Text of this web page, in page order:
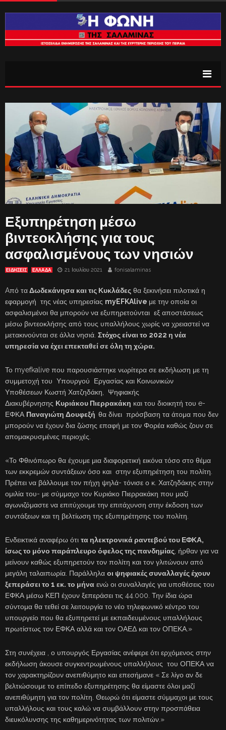
Εξυπηρέτηση μέσω
βιντεοκλήσης για τους
ασφαλισμένους των νησιών
ΕΙΔΗΣΕΙΣ ΕΛΛΑΔΑ 21 Ιουλίου 2021 fonisalaminas
Aπό ταΔωδεκάνησα και τις Κυκλάδες θα ξεκινήσει πιλοτικά η
εφαρμογή της νέας υπηρεσίας myEFKAlive με την οποία οι
ασφαλισμένοι θα μπορούν να εξυπηρετούνται εξ αποστάσεως
μέσω βιντεοκλήσης από τους υπαλλήλους χωρίς να χρειαστεί να
μετακινούνται σε άλλα νησιά. Στόχος είναι το 2022 η νέα
υπηρεσία να έχει επεκταθεί σε όλη τη χώρα.
Το myefkalive που παρουσιάστηκε νωρίτερα σε εκδήλωση με τη
συμμετοχή του Υπουργού Εργασίας και Κοινωνικών
Υποθέσεων Κωστή Χατζηδάκη, Ψηφιακής
Διακυβέρνησης Κυριάκου Πιερρακάκη και του διοικητή του e-
ΕΦΚΑ Παναγιώτη Δουφεξή θα δίνει πρόσβαση τα άτομα που δεν
μπορούν να έχουν δια ζώσης επαφή με τον Φορέα καθώς ζουν σε
απομακρυσμένες περιοχές.
«Το Φθινόπωρο θα έχουμε μια διαφορετική εικόνα τόσο στο θέμα
των εκκρεμών συντάξεων όσο και στην εξυπηρέτηση του πολίτη.
Πρέπει να βάλλουμε τον πήχη ψηλά- τόνισε ο κ. Χατζηδάκης στην
ομιλία του- με σύμμαχο τον Κυριάκο Πιερρακάκη που μαζί
αγωνιζόμαστε να επιτύχουμε την επιτάχυνση στην έκδοση των
συντάξεων και τη βελτίωση της εξυπηρέτησης του πολίτη.
Ενδεικτικά αναφέρω ότι τα ηλεκτρονικά ραντεβού του ΕΦΚΑ,
ίσως το μόνο παράπλευρο όφελος της πανδημίας , ήρθαν για να
μείνουν καθώς εξυπηρετούν τον πολίτη και τον γλιτώνουν από
μεγάλη ταλαιπωρία. Παράλληλα οι ψηφιακές συναλλαγές έχουν
ξεπεράσει το 1 εκ. το μήνα ενώ οι συναλλαγές για υποθέσεις του
ΕΦΚΑ μέσω ΚΕΠ έχουν ξεπεράσει τις 44.000. Την ίδια ώρα
σύντομα θα τεθεί σε λειτουργία το νέο τηλεφωνικό κέντρο του
υπουργείο που θα εξυπηρετεί με εκπαιδευμένους υπαλλήλους
πρωτίστως τον ΕΦΚΑ αλλά και τον ΟΑΕΔ και τον ΟΠΕΚΑ.»
Στη συνέχεια , ο υπουργός Εργασίας ανέφερε ότι ερχόμενος στην
εκδήλωση άκουσε συγκεντρωμένους υπαλλήλους του ΟΠΕΚΑ να
τον χαρακτηρίζουν ανεπιθύμητο και επεσήμανε « Σε λίγο αν δε
βελτιώσουμε το επίπεδο εξυπηρέτησης θα είμαστε όλοι μαζί
ανεπιθύμητη για τον πολίτη. Θεωρώ ότι είμαστε σύμμαχοι με τους
υπαλλήλους και τους καλώ να συμβάλλουν στην προσπάθεια
διευκόλυνσης της καθημερινότητας των πολιτών.»